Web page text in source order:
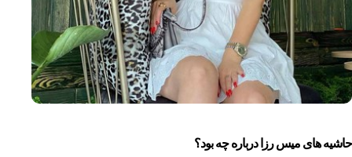
حاشیه های میس رزا درباره چه بود؟